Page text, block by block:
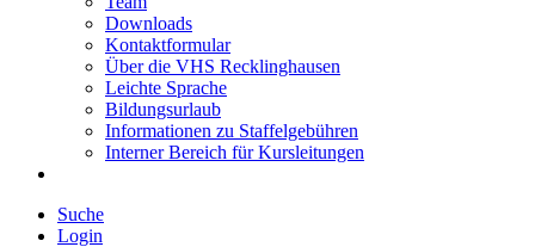
Downloads
Kontaktformular
Über die VHS Recklinghausen
Leichte Sprache
Bildungsurlaub
Informationen zu Staffelgebühren
Interner Bereich für Kursleitungen
Suche
Login